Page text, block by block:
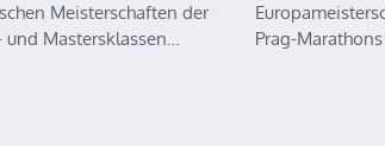
Meisterschaften der
und Mastersklassen…
Prag-